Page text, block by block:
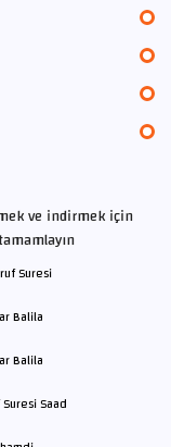
ve indirmek için
Balila